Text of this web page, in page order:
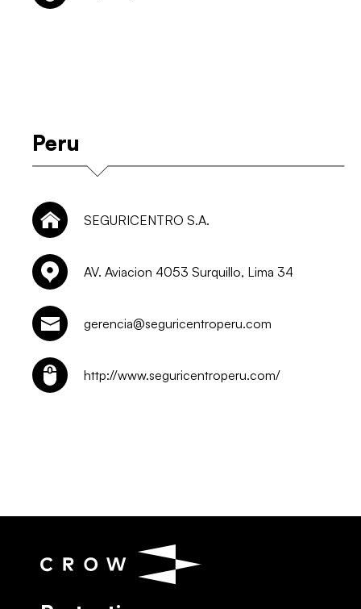
Peru
SEGURICENTRO S.A.
AV. Aviacion 4053 Surquillo, Lima 34
gerencia@seguricentroperu.com
http://www.seguricentroperu.com/